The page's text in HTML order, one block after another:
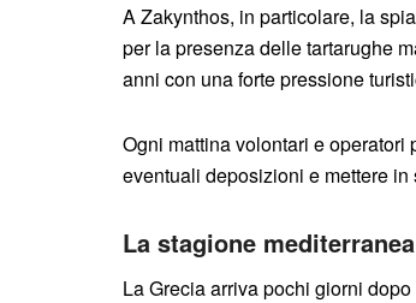
A Zakynthos, in particolare, la
per la presenza delle tartarughe
anni con una forte pressione
Ogni mattina volontari e
eventuali deposizioni e mettere
La stagione
La Grecia arriva pochi giorni